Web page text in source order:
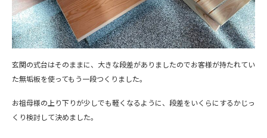
玄関の式台はそのままに、大きな段差がありましたのでお客様が持たれてい
た無垢板を使ってもう一段つくりました。
お祖母様の上り下りが少しでも軽くなるように、段差をいくらにするかじっ
くり検討して決めました。